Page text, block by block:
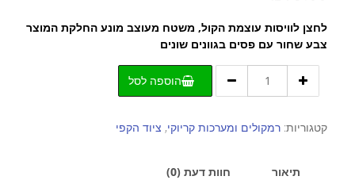
לחצן לוויסות עוצמת הקול, משטח מעוצב מונע החלקת המוצר
צבע שחור עם פסים בגוונים שונים
למחשב
הוספה לסל
קטגוריות: רמקולים ומערכות קריוקי, ציוד הקפי
תיאור חוות דעת (0)